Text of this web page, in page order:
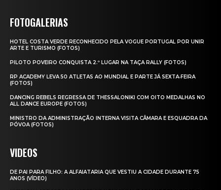
FOTOGALERIAS
HOTEL COSTA VERDE RECONHECIDO PELA VOGUE PORTUGAL POR UNIR
ARTE E TURISMO (FOTOS)
PILOTO POVEIRO CONQUISTA 2.º LUGAR NA TAÇA RALLY (FOTOS)
RP ACADEMY LEVA 50 ATLETAS AO MUNDIAL E PARTE JÁ SEXTA‑FEIRA
(FOTOS)
DANCING REBELS REGRESSA DE THESSALONIKI COM OITO MEDALHAS NO
ALL DANCE EUROPE (FOTOS)
MINISTRO DA ADMINISTRAÇÃO INTERNA VISITA CÂMARA E ESQUADRA DA
PÓVOA (FOTOS)
VIDEOS
DE PAI PARA FILHO: A ALFAIATARIA QUE VESTIU A CIDADE DURANTE 75
ANOS (VÍDEO)